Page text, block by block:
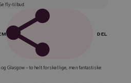
fly-tilbud
DEL
Glasgow – to helt forskellige, men fantastiske